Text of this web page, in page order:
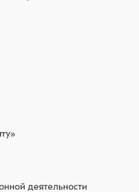
крахмал, таурин,
витамины (A, B2, B3,
деятельности